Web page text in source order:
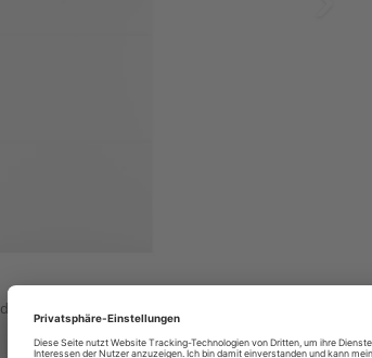
nicht im Lieferumfang enthalten,